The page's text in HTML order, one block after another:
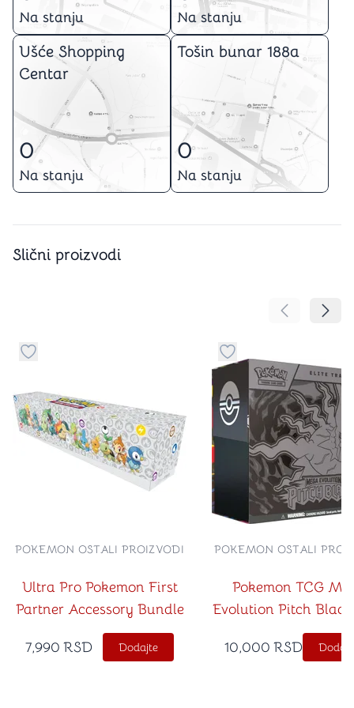
Na stanju Na stanju
Ušće Shopping
Centar
0
Na stanju
Tošin bunar 188a
0
Na stanju
Slični proizvodi
Pomeranje
Dugme za dodavanje stvari u kategoriju omiljeno
Ultra Pro Pokemon First
Partner Accessory Bundle
POKEMON OSTALI PROIZVODI
7,990 RSD Dodajte
Dugme za dodavanje
Pokemon TCG
Evolution Pitch
Trainer Box
POKEMON OSTALI
10,000 RSD